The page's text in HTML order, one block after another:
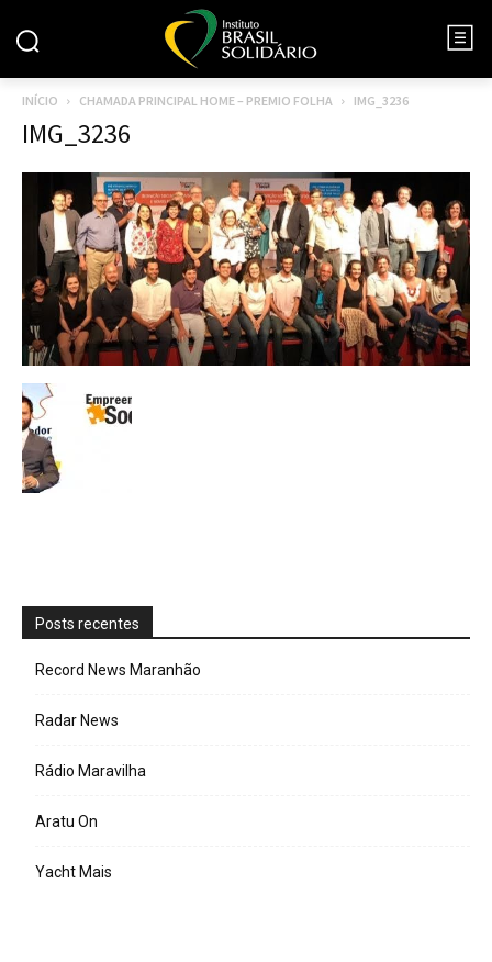
INÍCIO CHAMADA PRINCIPAL HOME – PREMIO FOLHA IMG_3236
IMG_3236
Posts recentes
Record News Maranhão
Radar News
Rádio Maravilha
Aratu On
Yacht Mais